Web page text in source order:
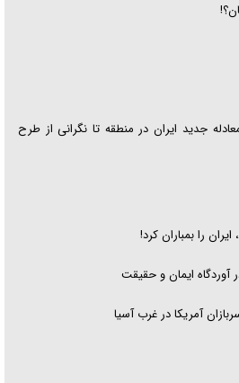
جدید ایران در منطقه تا نگرانی از طرح
را بمباران کرد!
آوردگاه ایمان و حقیقت
آمریکا در غرب آسیا